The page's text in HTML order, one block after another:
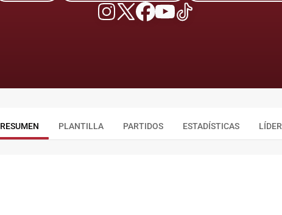
RESUMEN PLANTILLA PARTIDOS ESTADÍSTICAS